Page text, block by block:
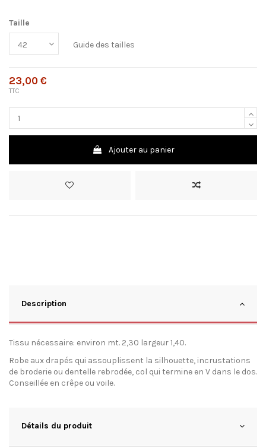
Taille
Guide des tailles
23,00 €
TTC
Ajouter au panier
Description
Tissu nécessaire: environ mt. 2,30 largeur 1,40.
Robe aux drapés qui assouplissent la silhouette, incrustations
de broderie ou dentelle rebrodée, col qui termine en V dans le dos.
Conseillée en crêpe ou voile.
Détails du produit